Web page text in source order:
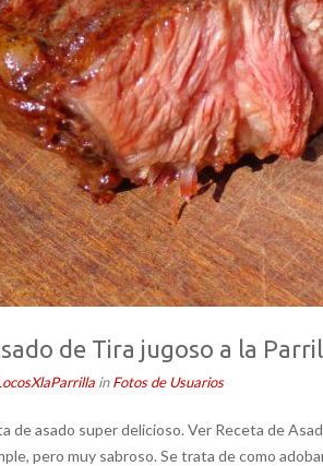
de Tira jugoso a la
inFotos de Usuarios
de asado super delicioso. Ver Receta de
pero muy sabroso. Se trata de como